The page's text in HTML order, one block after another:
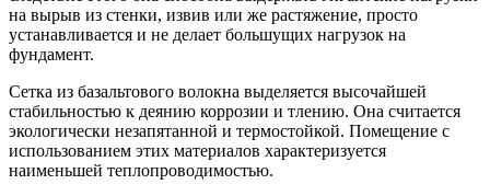
на вырыв из стенки, извив или же растяжение, просто
устанавливается и не делает большущих нагрузок на
фундамент.
Сетка из базальтового волокна выделяется высочайшей
стабильностью к деянию коррозии и тлению. Она считается
экологически незапятанной и термостойкой. Помещение с
использованием этих материалов характеризуется
наименьшей теплопроводимостью.